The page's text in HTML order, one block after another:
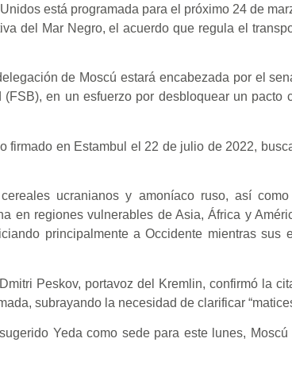
está programada para el próximo 24 de
del Mar Negro, el acuerdo que regula el
de Moscú estará encabezada por el
en un esfuerzo por desbloquear un pacto
firmado en Estambul el 22 de julio de 2022,
ucranianos y amoníaco ruso, así
en regiones vulnerables de Asia, África y
principalmente a Occidente mientras sus
Peskov, portavoz del Kremlin, confirmó la
subrayando la necesidad de clarificar
Yeda como sede para este lunes,